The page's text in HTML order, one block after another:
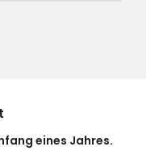
eines Jahres.